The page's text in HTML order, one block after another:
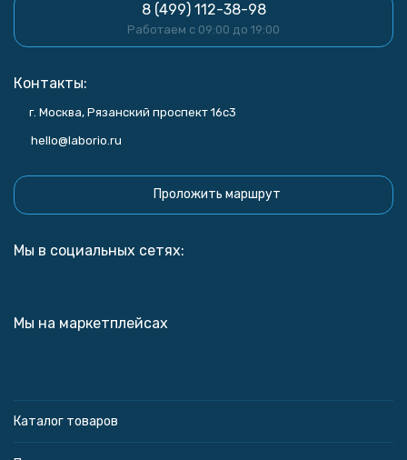
8 (499) 112-38-98
Работаем с 09:00 до 19:00
Контакты:
г. Москва, Рязанский проспект 16с3
hello@laborio.ru
Проложить маршрут
Мы в социальных сетях:
Мы на маркетплейсах
Каталог товаров